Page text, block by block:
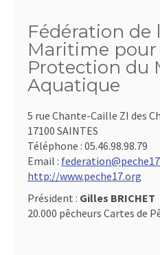
Fédération de
Maritime pour
Protection du
Aquatique
5 rue Chante-Caille ZI des
17100 SAINTES
Téléphone : 05.46.98.98.79
Email :
http://www.peche17.org
Président : Gilles BRICHET
20.000 pêcheurs Cartes de